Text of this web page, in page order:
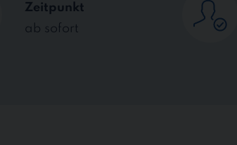
Zeitpunkt
ab sofort